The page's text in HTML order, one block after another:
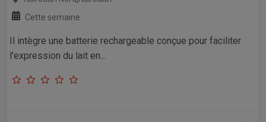
Cette semaine
Il intègre une batterie rechargeable conçue pour faciliter
l'expression du lait en...